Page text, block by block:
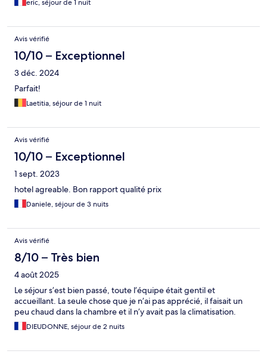
eric, séjour de 1 nuit
Avis vérifié
10/10 – Exceptionnel
3 déc. 2024
Parfait!
Laetitia, séjour de 1 nuit
Avis vérifié
10/10 – Exceptionnel
1 sept. 2023
hotel agreable. Bon rapport qualité prix
Daniele, séjour de 3 nuits
Avis vérifié
8/10 – Très bien
4 août 2025
Le séjour s’est bien passé, toute l’équipe était gentil et
accueillant. La seule chose que je n’ai pas apprécié, il faisait un
peu chaud dans la chambre et il n’y avait pas la climatisation.
DIEUDONNE, séjour de 2 nuits